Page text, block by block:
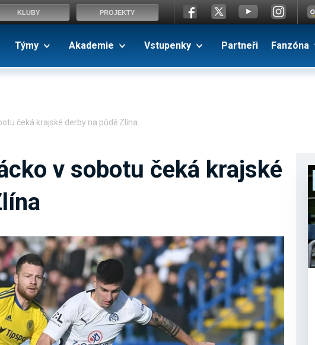
Týmy Akademie Vstupenky Partneři Fanzóna
čeká krajské derby na půdě Zlína
v sobotu čeká krajské
KLUBY PROJEKTY